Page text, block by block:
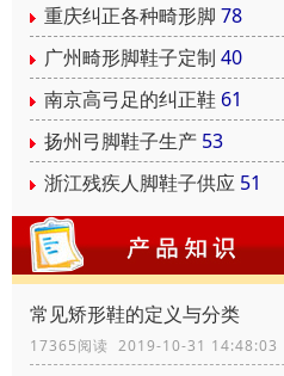
重庆纠正各种畸形脚 78
广州畸形脚鞋子定制 40
南京高弓足的纠正鞋 61
扬州弓脚鞋子生产 53
浙江残疾人脚鞋子供应 51
常见矫形鞋的定义与分类
17365阅读 2019-10-31 14:48:03